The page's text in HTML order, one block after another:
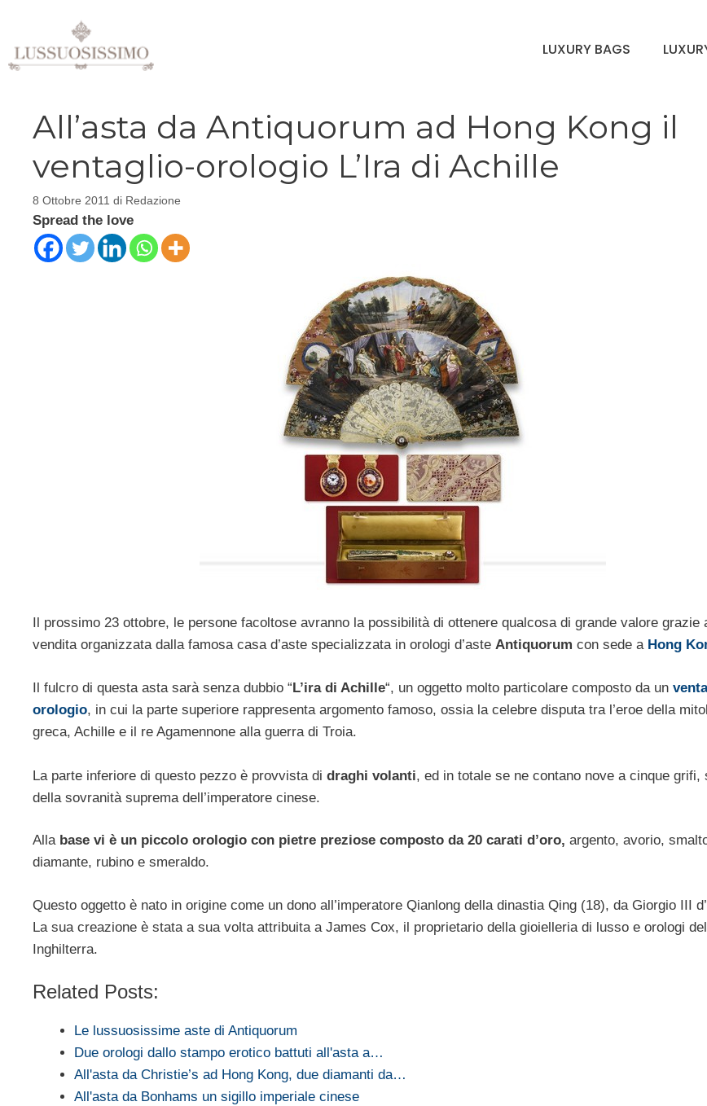
contenuto
LUXURY BAGS
All’asta da Antiquorum ad Hong Kong il
ventaglio-orologio L’Ira di Achille
8 Ottobre 2011 di Redazione
Spread the love
Il prossimo 23 ottobre, le persone facoltose avranno la possibilità di ottenere qualcosa di grande valore grazie
vendita organizzata dalla famosa casa d’aste specializzata in orologi d’aste Antiquorum con sede a Hong
Il fulcro di questa asta sarà senza dubbio “L’ira di Achille“, un oggetto molto particolare composto da un
orologio, in cui la parte superiore rappresenta argomento famoso, ossia la celebre disputa tra l’eroe della
greca, Achille e il re Agamennone alla guerra di Troia.
La parte inferiore di questo pezzo è provvista di draghi volanti, ed in totale se ne contano nove a cinque grifi,
della sovranità suprema dell’imperatore cinese.
Alla base vi è un piccolo orologio con pietre preziose composto da 20 carati d’oro, argento, avorio,
diamante, rubino e smeraldo.
Questo oggetto è nato in origine come un dono all’imperatore Qianlong della dinastia Qing (18), da Giorgio III
La sua creazione è stata a sua volta attribuita a James Cox, il proprietario della gioielleria di lusso e orologi
Inghilterra.
Related Posts:
Le lussuosissime aste di Antiquorum
Due orologi dallo stampo erotico battuti all'asta a…
All'asta da Christie’s ad Hong Kong, due diamanti da…
All'asta da Bonhams un sigillo imperiale cinese